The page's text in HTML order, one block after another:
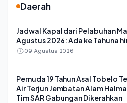
Daerah
Jadwal Kapal dari Pelabuhan
Agustus 2026: Ada ke Tahuna
09 Agustus 2026
Pemuda 19 Tahun Asal Tobelo
Air Terjun Jembatan Alam
Tim SAR Gabungan Dikerahkan